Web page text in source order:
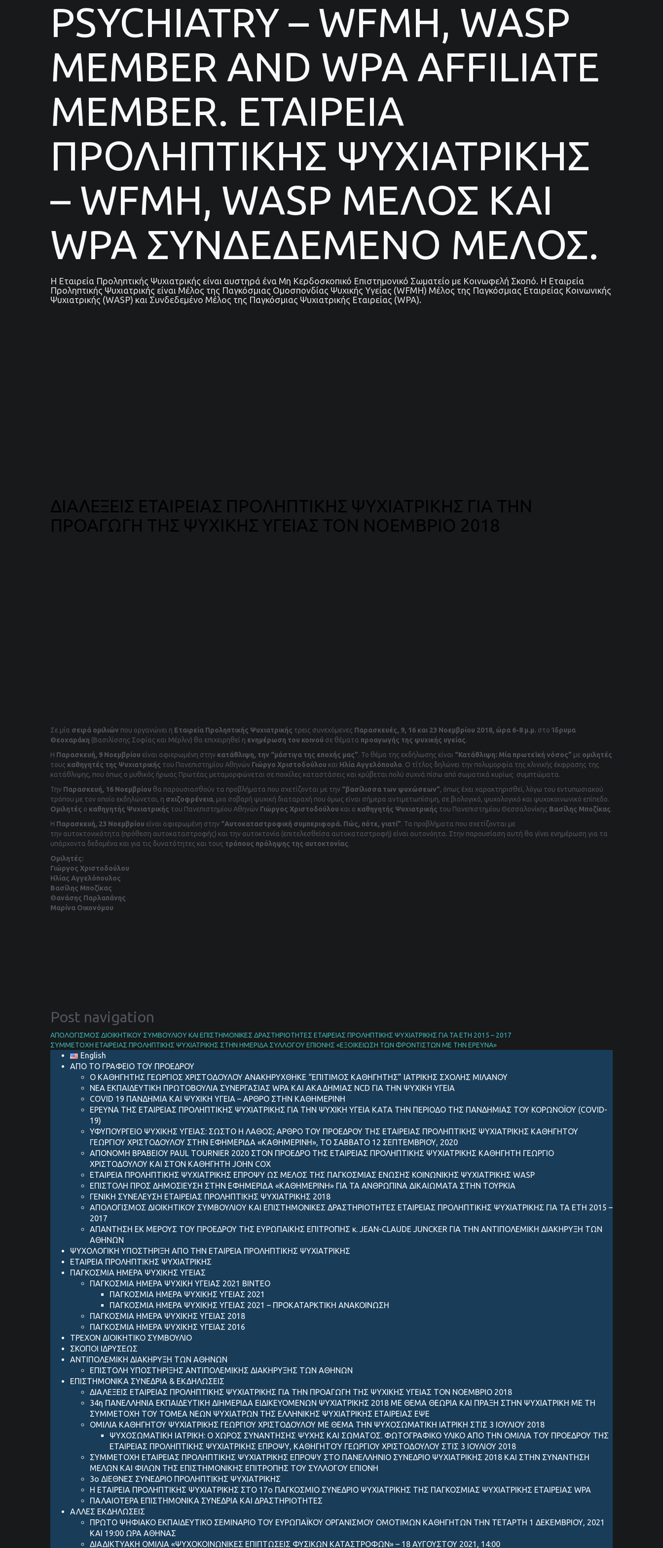
PSYCHIATRY – WFMH, WASP
MEMBER AND WPA AFFILIATE
MEMBER. ΕΤΑΙΡΕΙΑ
ΠΡΟΛΗΠΤΙΚΗΣ ΨΥΧΙΑΤΡΙΚΗΣ
– WFMH, WASP ΜΕΛΟΣ ΚΑΙ
WPA ΣΥΝΔΕΔΕΜΕΝΟ ΜΕΛΟΣ.
Η Εταιρεία Προληπτικής Ψυχιατρικής είναι αυστηρά ένα Μη Κερδοσκοπικό Επιστημονικό Σωματείο με Κοινωφελή Σκοπό. Η Εταιρεία
Προληπτικής Ψυχιατρικής είναι Μέλος της Παγκόσμιας Ομοσπονδίας Ψυχικής Υγείας (WFMH) Μέλος της Παγκόσμιας Εταιρείας Κοινωνικής
Ψυχιατρικής (WASP) και Συνδεδεμένο Μέλος της Παγκόσμιας Ψυχιατρικής Εταιρείας (WPA).
ΔΙΑΛΕΞΕΙΣ ΕΤΑΙΡΕΙΑΣ ΠΡΟΛΗΠΤΙΚΗΣ ΨΥΧΙΑΤΡΙΚΗΣ ΓΙΑ ΤΗΝ
ΠΡΟΑΓΩΓΗ ΤΗΣ ΨΥΧΙΚΗΣ ΥΓΕΙΑΣ ΤΟΝ ΝΟΕΜΒΡΙΟ 2018
Σε μία σειρά ομιλιών που οργανώνει η Εταιρεία Προληπτικής Ψυχιατρικής τρεις συνεχόμενες Παρασκευές, 9, 16 και 23 Νοεμβρίου 2018, ώρα 6-8 μ.μ. στο Ίδρυμα
Θεοχαράκη (Βασιλίσσης Σοφίας και Μέρλιν) θα επιχειρηθεί η ενημέρωση του κοινού σε θέματα προαγωγής της ψυχικής υγείας.
Η Παρασκευή, 9 Νοεμβρίου είναι αφιερωμένη στην κατάθλιψη, την “μάστιγα της εποχής μας”. Το θέμα της εκδήλωσης είναι “Κατάθλιψη: Μία πρωτεϊκή νόσος” με ομιλητές
τους καθηγητές της Ψυχιατρικής του Πανεπιστημίου Αθηνών Γιώργο Χριστοδούλου και Ηλία Αγγελόπουλο. Ο τίτλος δηλώνει την πολυμορφία της κλινικής έκφρασης της
κατάθλιψης, που όπως ο μυθικός ήρωας Πρωτέας μεταμορφώνεται σε ποικίλες καταστάσεις και κρύβεται πολύ συχνά πίσω από σωματικά κυρίως συμπτώματα.
Την Παρασκευή, 16 Νοεμβρίου θα παρουσιασθούν τα προβλήματα που σχετίζονται με την “βασίλισσα των ψυχώσεων”, όπως έχει χαρακτηρισθεί, λόγω του εντυπωσιακού
τρόπου με τον οποίο εκδηλώνεται, η σχιζοφρένεια, μια σοβαρή ψυχική διαταραχή που όμως είναι σήμερα αντιμετωπίσιμη, σε βιολογικό, ψυχολογικό και ψυχοκοινωνικό επίπεδο.
Ομιλητές ο καθηγητής Ψυχιατρικής του Πανεπιστημίου Αθηνών Γιώργος Χριστοδούλου και ο καθηγητής Ψυχιατρικής του Πανεπιστημίου Θεσσαλονίκης Βασίλης Μποζίκας.
Η Παρασκευή, 23 Νοεμβρίου είναι αφιερωμένη στην “Αυτοκαταστροφική συμπεριφορά. Πώς, πότε, γιατί”. Τα προβλήματα που σχετίζονται με
την αυτοκτονικότητα (πρόθεση αυτοκαταστροφής) και την αυτοκτονία (επιτελεσθείσα αυτοκαταστροφή) είναι αυτονόητα. Στην παρουσίαση αυτή θα γίνει ενημέρωση για τα
υπάρχοντα δεδομένα και για τις δυνατότητες και τους τρόπους πρόληψης της αυτοκτονίας.
Ομιλητές:
Γιώργος Χριστοδούλου
Ηλίας Αγγελόπουλος
Βασίλης Μποζίκας
Θανάσης Παρλαπάνης
Μαρίνα Οικονόμου
Post navigation
ΑΠΟΛΟΓΙΣΜΟΣ ΔΙΟΙΚΗΤΙΚΟΥ ΣΥΜΒΟΥΛΙΟY KAI ΕΠΙΣΤΗΜΟΝΙΚΕΣ ΔΡΑΣΤΗΡΙΟΤΗΤΕΣ ΕΤΑΙΡΕΙΑΣ ΠΡΟΛΗΠΤΙΚΗΣ ΨΥΧΙΑΤΡΙΚΗΣ ΓΙΑ ΤΑ ΕΤΗ 2015 – 2017
ΣΥΜΜΕΤΟΧΗ ΕΤΑΙΡΕΙΑΣ ΠΡΟΛΗΠΤΙΚΗΣ ΨΥΧΙΑΤΡΙΚΗΣ ΣΤΗΝ ΗΜΕΡΙΔΑ ΣΥΛΛΟΓΟΥ ΕΠΙΟΝΗΣ «ΕΞΟΙΚΕΙΩΣΗ ΤΩΝ ΦΡΟΝΤΙΣΤΩΝ ΜΕ ΤΗΝ ΕΡΕΥΝΑ»
English
ΑΠΟ ΤΟ ΓΡΑΦΕΙΟ ΤΟΥ ΠΡΟΕΔΡΟΥ
Ο ΚΑΘΗΓΗΤΗΣ ΓΕΩΡΓΙΟΣ ΧΡΙΣΤΟΔΟΥΛΟΥ ΑΝΑΚΗΡΥΧΘΗΚΕ “ΕΠΙΤΙΜΟΣ ΚΑΘΗΓΗΤΗΣ” ΙΑΤΡΙΚΗΣ ΣΧΟΛΗΣ ΜΙΛΑΝΟΥ
ΝΕΑ ΕΚΠΑΙΔΕΥΤΙΚΗ ΠΡΩΤΟΒΟΥΛΙΑ ΣΥΝΕΡΓΑΣΙΑΣ WPA ΚΑΙ ΑΚΑΔΗΜΙΑΣ NCD ΓΙΑ ΤΗΝ ΨΥΧΙΚΗ ΥΓΕΙΑ
COVID 19 ΠΑΝΔΗΜIΑ ΚΑΙ ΨΥΧΙΚH ΥΓΕIΑ – AΡΘΡΟ ΣΤΗΝ ΚΑΘΗΜΕΡΙΝH
ΕΡΕΥΝΑ ΤΗΣ ΕΤΑΙΡΕΙΑΣ ΠΡΟΛΗΠΤΙΚΗΣ ΨΥΧΙΑΤΡΙΚΗΣ ΓΙΑ ΤΗΝ ΨΥΧΙΚΗ ΥΓΕΙΑ ΚΑΤΑ ΤΗΝ ΠΕΡΙΟΔΟ ΤΗΣ ΠΑΝΔΗΜΙΑΣ ΤΟΥ ΚΟΡΩΝΟΪΟΥ (COVID-
19)
ΥΦΥΠΟΥΡΓΕΙΟ ΨΥΧΙΚΗΣ ΥΓΕΙΑΣ: ΣΩΣΤΟ Η ΛΑΘΟΣ; ΑΡΘΡΟ ΤΟΥ ΠΡΟΕΔΡΟΥ ΤΗΣ ΕΤΑΙΡΕΙΑΣ ΠΡΟΛΗΠΤΙΚΗΣ ΨΥΧΙΑΤΡΙΚΗΣ ΚΑΘΗΓΗΤΟΥ
ΓΕΩΡΓΙΟΥ ΧΡΙΣΤΟΔΟΥΛΟΥ ΣΤΗΝ ΕΦΗΜΕΡΙΔΑ «ΚΑΘΗΜΕΡΙΝΗ», ΤΟ ΣΑΒΒΑΤΟ 12 ΣΕΠΤΕΜΒΡΙΟΥ, 2020
ΑΠΟΝΟΜΗ ΒΡΑΒΕΙΟΥ PAUL TOURNIER 2020 ΣΤΟΝ ΠΡΟΕΔΡΟ ΤΗΣ ΕΤΑΙΡΕΙΑΣ ΠΡΟΛΗΠΤΙΚΗΣ ΨΥΧΙΑΤΡΙΚΗΣ ΚΑΘΗΓΗΤΗ ΓΕΩΡΓΙΟ
ΧΡΙΣΤΟΔΟΥΛΟΥ ΚΑΙ ΣΤΟΝ ΚΑΘΗΓΗΤΗ JOHN COX
ΕΤΑΙΡΕΙΑ ΠΡΟΛΗΠΤΙΚΗΣ ΨΥΧΙΑΤΡΙΚΗΣ ΕΠΡΟΨΥ ΩΣ ΜΕΛΟΣ ΤΗΣ ΠΑΓΚΟΣΜΙΑΣ ΕΝΩΣΗΣ ΚΟΙΝΩΝΙΚΗΣ ΨΥΧΙΑΤΡΙΚΗΣ WASP
ΕΠΙΣΤΟΛΗ ΠΡΟΣ ΔΗΜΟΣΙΕΥΣΗ ΣΤΗΝ ΕΦΗΜΕΡΙΔΑ «ΚΑΘΗΜΕΡΙΝΗ» ΓΙΑ ΤΑ ΑΝΘΡΩΠΙΝΑ ΔΙΚΑΙΩΜΑΤΑ ΣΤΗΝ ΤΟΥΡΚΙΑ
ΓΕΝΙΚΗ ΣΥΝΕΛΕΥΣΗ ΕΤΑΙΡΕΙΑΣ ΠΡΟΛΗΠΤΙΚΗΣ ΨΥΧΙΑΤΡΙΚΗΣ 2018
ΑΠΟΛΟΓΙΣΜΟΣ ΔΙΟΙΚΗΤΙΚΟΥ ΣΥΜΒΟΥΛΙΟY KAI ΕΠΙΣΤΗΜΟΝΙΚΕΣ ΔΡΑΣΤΗΡΙΟΤΗΤΕΣ ΕΤΑΙΡΕΙΑΣ ΠΡΟΛΗΠΤΙΚΗΣ ΨΥΧΙΑΤΡΙΚΗΣ ΓΙΑ ΤΑ ΕΤΗ 2015 –
2017
ΑΠΑΝΤΗΣΗ ΕΚ ΜΕΡΟΥΣ ΤΟΥ ΠΡΟΕΔΡΟΥ ΤΗΣ ΕΥΡΩΠΑΙΚΗΣ ΕΠΙΤΡΟΠΗΣ κ. JEAN-CLAUDE JUNCKER ΓΙΑ ΤΗΝ ΑΝΤΙΠΟΛΕΜΙΚΗ ΔΙΑΚΗΡΥΞΗ ΤΩΝ
ΑΘΗΝΩΝ
ΨΥΧΟΛΟΓΙΚΗ ΥΠΟΣΤΗΡΙΞΗ ΑΠΟ ΤΗΝ ΕΤΑΙΡΕΙΑ ΠΡΟΛΗΠΤΙΚΗΣ ΨΥΧΙΑΤΡΙΚΗΣ
ΕΤΑΙΡΕΙΑ ΠΡΟΛΗΠΤΙΚΗΣ ΨΥΧΙΑΤΡΙΚΗΣ
ΠΑΓΚΟΣΜΙΑ ΗΜΕΡΑ ΨΥΧΙΚΗΣ ΥΓΕΙΑΣ
ΠΑΓΚΟΣΜΙΑ ΗΜΕΡΑ ΨΥΧΙΚΗ ΥΓΕΙΑΣ 2021 ΒΙΝΤΕΟ
ΠΑΓΚΟΣΜΙΑ ΗΜΕΡΑ ΨΥΧΙΚΗΣ ΥΓΕΙΑΣ 2021
ΠΑΓΚΟΣΜΙΑ ΗΜΕΡΑ ΨΥΧΙΚΗΣ ΥΓΕΙΑΣ 2021 – ΠΡΟΚΑΤΑΡΚΤΙΚΗ ΑΝΑΚΟΙΝΩΣΗ
ΠΑΓΚΟΣΜΙΑ ΗΜΕΡΑ ΨΥΧΙΚΗΣ ΥΓΕΙΑΣ 2018
ΠΑΓΚΟΣΜΙΑ ΗΜΕΡΑ ΨΥΧΙΚΗΣ ΥΓΕΙΑΣ 2016
ΤΡΕΧΟΝ ΔΙΟΙΚΗΤΙΚΟ ΣΥΜΒΟΥΛΙΟ
ΣΚΟΠΟΙ ΙΔΡΥΣΕΩΣ
ANTIΠΟΛΕΜΙΚΗ ΔΙΑΚΗΡΥΞΗ ΤΩΝ ΑΘΗΝΩΝ
ΕΠΙΣΤΟΛΗ ΥΠΟΣΤΗΡΙΞΗΣ ANTIΠΟΛΕΜΙΚΗΣ ΔΙΑΚΗΡΥΞΗΣ ΤΩΝ ΑΘΗΝΩΝ
ΕΠΙΣΤΗΜΟΝΙΚΑ ΣΥΝΕΔΡΙΑ & ΕΚΔΗΛΩΣΕΙΣ
ΔΙΑΛΕΞΕΙΣ ΕΤΑΙΡΕΙΑΣ ΠΡΟΛΗΠΤΙΚΗΣ ΨΥΧΙΑΤΡΙΚΗΣ ΓΙΑ ΤΗΝ ΠΡΟΑΓΩΓΗ ΤΗΣ ΨΥΧΙΚΗΣ ΥΓΕΙΑΣ ΤΟΝ ΝΟΕΜΒΡΙΟ 2018
34η ΠΑΝΕΛΛΗΝΙΑ ΕΚΠΑΙΔΕΥΤΙΚΗ ΔΙΗΜΕΡΙΔΑ ΕΙΔΙΚΕΥΟΜΕΝΩΝ ΨΥΧΙΑΤΡΙΚΗΣ 2018 ΜΕ ΘΕΜΑ ΘΕΩΡΙΑ ΚΑΙ ΠΡΑΞΗ ΣΤΗΝ ΨΥΧΙΑΤΡΙΚΗ ΜΕ ΤΗ
ΣΥΜΜΕΤΟΧΗ ΤΟΥ ΤΟΜΕΑ ΝΕΩΝ ΨΥΧΙΑΤΡΩΝ ΤΗΣ ΕΛΛΗΝΙΚΗΣ ΨΥΧΙΑΤΡΙΚΗΣ ΕΤΑΙΡΕΙΑΣ ΕΨΕ
ΟΜΙΛΙΑ ΚΑΘΗΓΗΤΟΥ ΨΥΧΙΑΤΡΙΚΗΣ ΓEΩΡΓIΟΥ ΧΡΙΣΤΟΔΟΥΛΟΥ ΜΕ ΘΕΜΑ ΤΗΝ ΨΥΧΟΣΩΜΑΤΙΚΗ ΙΑΤΡΙΚΗ ΣΤΙΣ 3 ΙΟΥΛΙΟΥ 2018
ΨΥΧΟΣΩΜΑΤΙΚΗ ΙΑΤΡΙΚΗ: Ο ΧΩΡΟΣ ΣΥΝΑΝΤΗΣΗΣ ΨΥΧΗΣ ΚΑΙ ΣΩΜΑΤΟΣ. ΦΩΤΟΓΡΑΦΙΚΟ ΥΛΙΚΟ ΑΠΟ ΤΗΝ ΟΜΙΛΙΑ ΤΟΥ ΠΡΟΕΔΡΟΥ ΤΗΣ
ΕΤΑΙΡΕΙΑΣ ΠΡΟΛΗΠΤΙΚΗΣ ΨΥΧΙΑΤΡΙΚΗΣ ΕΠΡΟΨΥ, ΚΑΘΗΓΗΤΟΎ ΓΕΩΡΓΙΟΥ ΧΡΙΣΤΟΔΟΥΛΟΥ ΣΤΙΣ 3 ΙΟΥΛΙΟΥ 2018
ΣΥΜΜΕΤΟΧΗ ΕΤΑΙΡΕΙΑΣ ΠΡΟΛΗΠΤΙΚΗΣ ΨΥΧΙΑΤΡΙΚΗΣ ΕΠΡΟΨΥ ΣΤΟ ΠΑΝΕΛΛΗΝΙΟ ΣΥΝΕΔΡΙΟ ΨΥΧΙΑΤΡΙΚΗΣ 2018 ΚΑΙ ΣΤΗΝ ΣΥΝΑΝΤΗΣΗ
ΜΕΛΩΝ ΚΑΙ ΦΙΛΩΝ ΤΗΣ ΕΠΙΣΤΗΜΟΝΙΚΗΣ ΕΠΙΤΡΟΠΗΣ ΤΟΥ ΣΥΛΛΟΓΟΥ ΕΠΙΟΝΗ
3ο ΔΙΕΘΝΕΣ ΣΥΝΕΔΡΙΟ ΠΡΟΛΗΠΤΙΚΗΣ ΨΥΧΙΑΤΡΙΚΗΣ
Η ΕΤΑΙΡΕΙΑ ΠΡΟΛΗΠΤΙΚΗΣ ΨΥΧΙΑΤΡΙΚΗΣ ΣΤΟ 17ο ΠΑΓΚΟΣΜΙΟ ΣΥΝΕΔΡΙΟ ΨΥΧΙΑΤΡΙΚΗΣ ΤΗΣ ΠΑΓΚΟΣΜΙΑΣ ΨΥΧΙΑΤΡΙΚΗΣ ΕΤΑΙΡΕΙΑΣ WPA
ΠΑΛΑΙΟΤΕΡΑ ΕΠΙΣΤΗΜΟΝΙΚΑ ΣΥΝΕΔΡΙΑ ΚΑΙ ΔΡΑΣΤΗΡΙΟΤΗΤΕΣ
ΑΛΛΕΣ ΕΚΔΗΛΩΣΕΙΣ
ΠΡΩΤΟ ΨΗΦΙΑΚΟ ΕΚΠΑΙΔΕΥΤΙΚΟ ΣΕΜΙΝΑΡΙΟ ΤΟΥ ΕΥΡΩΠΑΪΚΟΥ ΟΡΓΑΝΙΣΜΟΥ ΟΜΟΤΙΜΩΝ ΚΑΘΗΓΗΤΩΝ ΤΗΝ ΤΕΤΑΡΤΗ 1 ΔΕΚΕΜΒΡΙΟΥ, 2021
ΚΑΙ 19:00 ΩΡΑ ΑΘΗΝΑΣ
ΔΙΑΔΙΚΤΥΑΚΗ ΟΜΙΛΙΑ «ΨΥΧΟΚΟΙΝΩΝΙΚΕΣ ΕΠΙΠΤΩΣΕΙΣ ΦΥΣΙΚΩΝ ΚΑΤΑΣΤΡΟΦΩΝ» – 18 ΑΥΓΟΥΣΤΟΥ 2021, 14:00